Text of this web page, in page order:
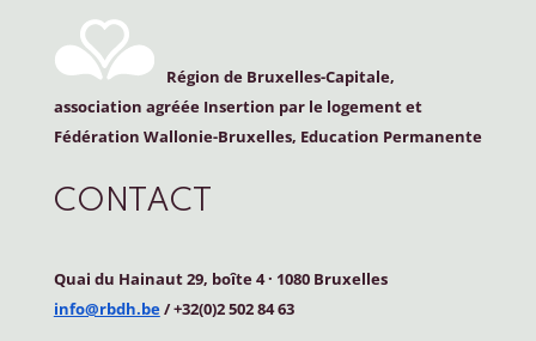
Région de Bruxelles-Capitale,
association agréée Insertion par le logement et
Fédération Wallonie-Bruxelles, Education Permanente
CONTACT
Quai du Hainaut 29, boîte 4· 1080 Bruxelles
info@rbdh.be/ +32(0)2 502 84 63